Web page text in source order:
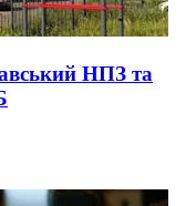
НПЗ та